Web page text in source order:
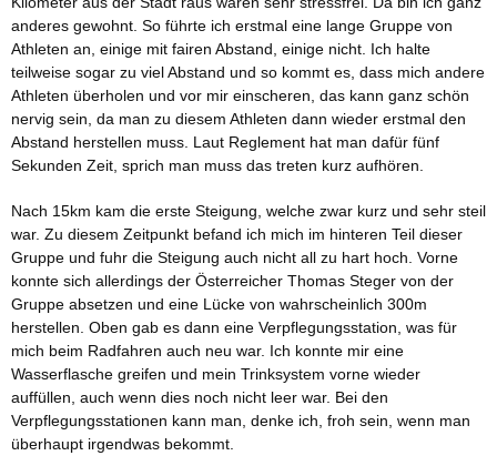
anderes gewohnt. So führte ich erstmal eine lange Gruppe von
Athleten an, einige mit fairen Abstand, einige nicht. Ich halte
teilweise sogar zu viel Abstand und so kommt es, dass mich andere
Athleten überholen und vor mir einscheren, das kann ganz schön
nervig sein, da man zu diesem Athleten dann wieder erstmal den
Abstand herstellen muss. Laut Reglement hat man dafür fünf
Sekunden Zeit, sprich man muss das treten kurz aufhören.
Nach 15km kam die erste Steigung, welche zwar kurz und sehr steil
war. Zu diesem Zeitpunkt befand ich mich im hinteren Teil dieser
Gruppe und fuhr die Steigung auch nicht all zu hart hoch. Vorne
konnte sich allerdings der Österreicher Thomas Steger von der
Gruppe absetzen und eine Lücke von wahrscheinlich 300m
herstellen. Oben gab es dann eine Verpflegungsstation, was für
mich beim Radfahren auch neu war. Ich konnte mir eine
Wasserflasche greifen und mein Trinksystem vorne wieder
auffüllen, auch wenn dies noch nicht leer war. Bei den
Verpflegungsstationen kann man, denke ich, froh sein, wenn man
überhaupt irgendwas bekommt.